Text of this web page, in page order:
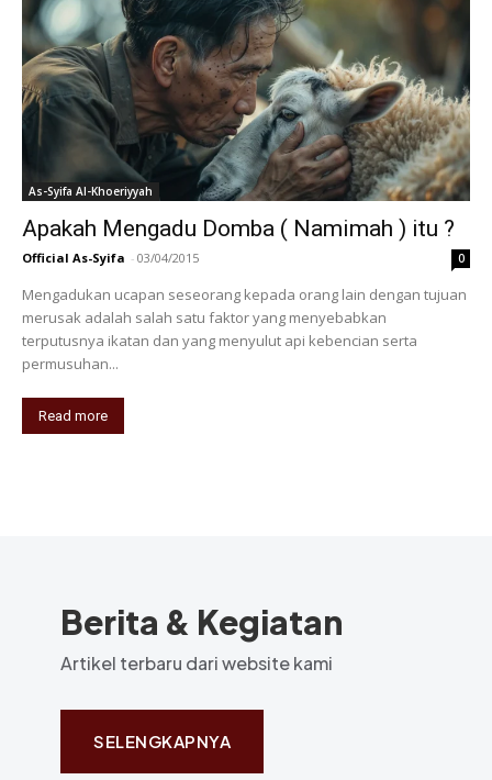
As-Syifa Al-Khoeriyyah
Apakah Mengadu Domba ( Namimah ) itu ?
Official As-Syifa - 03/04/2015 0
Mengadukan ucapan seseorang kepada orang lain dengan tujuan
merusak adalah salah satu faktor yang menyebabkan
terputusnya ikatan dan yang menyulut api kebencian serta
permusuhan...
Read more
Berita & Kegiatan
Artikel terbaru dari website kami
SELENGKAPNYA